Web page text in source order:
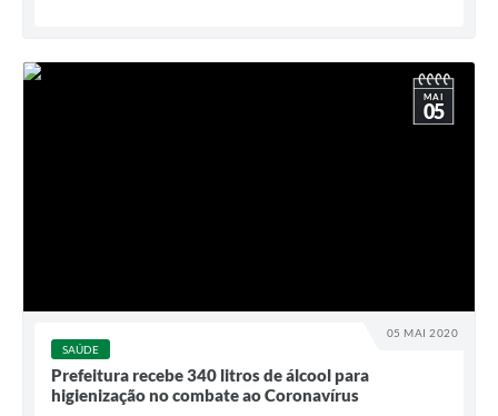
05 MAI 2020
MAI
05
SAÚDE
Prefeitura recebe 340 litros de álcool para
higienização no combate ao Coronavírus